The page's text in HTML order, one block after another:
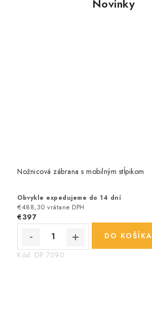
Novinky
Nožnicová zábrana s mobilným stĺpikom
Obvykle expedujeme do 14 dní
€488,30 vrátane DPH
€397
DO KOŠÍKA
Kód: DP 7090